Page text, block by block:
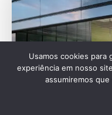
Usamos cookies para
experiência em nosso
assumiremos